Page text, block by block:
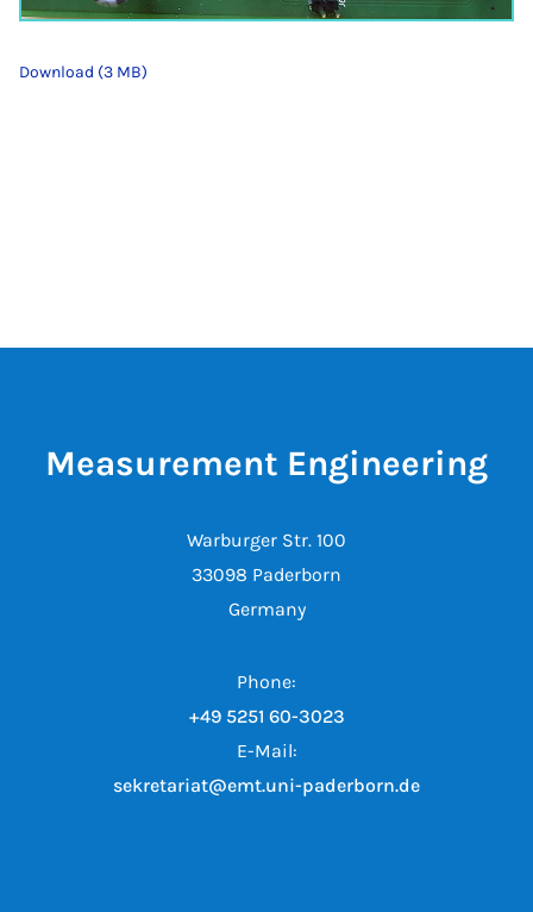
Download (3 MB)
Measurement Engineering
Warburger Str. 100
33098 Paderborn
Germany
Phone:
+49 5251 60-3023
E-Mail:
sekretariat@emt.uni-paderborn.de